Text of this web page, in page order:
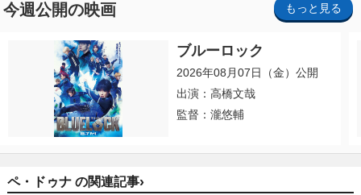
今週公開の映画 もっと見る
ブルーロック
2026年08月07日（金）公開
出演：高橋文哉
監督：瀧悠輔
ペ・ドゥナ の関連記事›